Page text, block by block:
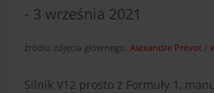
- 3 września 2021
źródło zdjęcia głównego: Alexandre Prévot /
Silnik V12 prosto z Formuły 1,